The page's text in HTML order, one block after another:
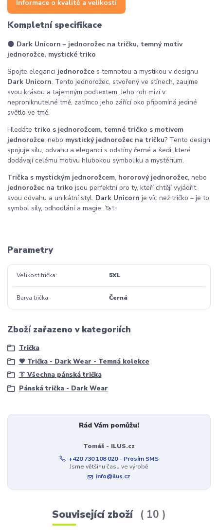
Informace o kvalitě a velikosti
Kompletní specifikace
🌑 Dark Unicorn – jednorožec na tričku, temný motiv
jednorožce, mystické triko
Spojte eleganci jednorožce s temnotou a mystikou v designu
Dark Unicorn. Tento jednorožec, stvořený ve stínech, zaujme
svou krásou a tajemným podtextem. Jeho roh mizí v
neproniknutelné tmě, zatímco jeho zářící oko připomíná jediné
světlo ve tmě.
Hledáte triko s jednorožcem, temné tričko s motivem
jednorožce, nebo mystický jednorožec na tričku? Tento design
spojuje sílu, odvahu a eleganci s odstíny černé a šedi, které
dodávají celému motivu hlubokou symboliku a mystérium.
Trička s mystickým jednorožcem, hororový jednorožec, nebo
jednorožec na triko jsou perfektní pro ty, kteří chtějí vyjádřit
svou odvahu a unikátní styl. Dark Unicorn je víc než tričko – je to
symbol síly, odhodlání a magie. 🦄✨
Parametry
Velikost trička 5XL
Barva trička Černá
Zboží zařazeno v kategoriích
Trička
🖤 Trička - Dark Wear - Temná kolekce
👔 Všechna pánská trička
Pánská trička - Dark Wear
Rád Vám pomůžu!
Tomáš - ILUS.cz
+420 730 108 020 - Prosím SMS
Jsme většinu času ve výrobě
info@ilus.cz
Související zboží 10